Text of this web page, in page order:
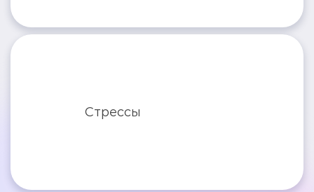
Стрессы